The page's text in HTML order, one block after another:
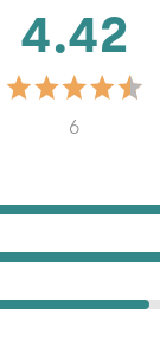
4.42
6